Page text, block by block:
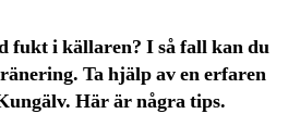
fukt i källaren? I så fall kan du
Ta hjälp av en erfaren
Här är några tips.